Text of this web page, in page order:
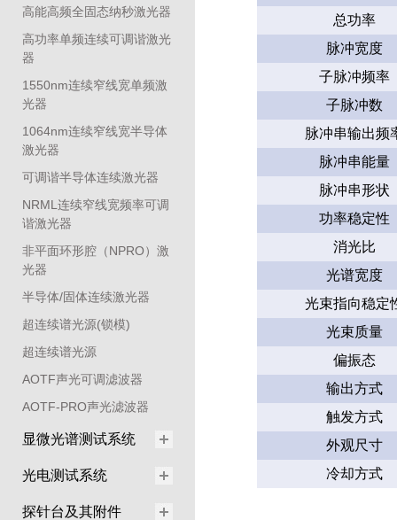
高能高频全固态纳秒激光器
高功率单频连续可调谐激光
器
1550nm连续窄线宽单频激
光器
1064nm连续窄线宽半导体
激光器
可调谐半导体连续激光器
NRML连续窄线宽频率可调
谐激光器
非平面环形腔（NPRO）激
光器
半导体/固体连续激光器
超连续谱光源(锁模)
超连续谱光源
AOTF声光可调滤波器
AOTF-PRO声光滤波器
显微光谱测试系统
光电测试系统
探针台及其附件
总功率
脉冲宽度
子脉冲频率
子脉冲数
脉冲串输出频
脉冲串能量
脉冲串形状
功率稳定性
消光比
光谱宽度
光束指向稳定
光束质量
偏振态
输出方式
触发方式
外观尺寸
冷却方式